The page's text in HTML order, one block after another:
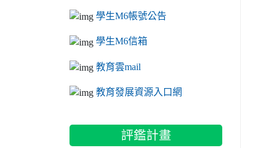
學生M6帳號公告
學生M6信箱
教育雲mail
教育發展資源入口網
評鑑計畫